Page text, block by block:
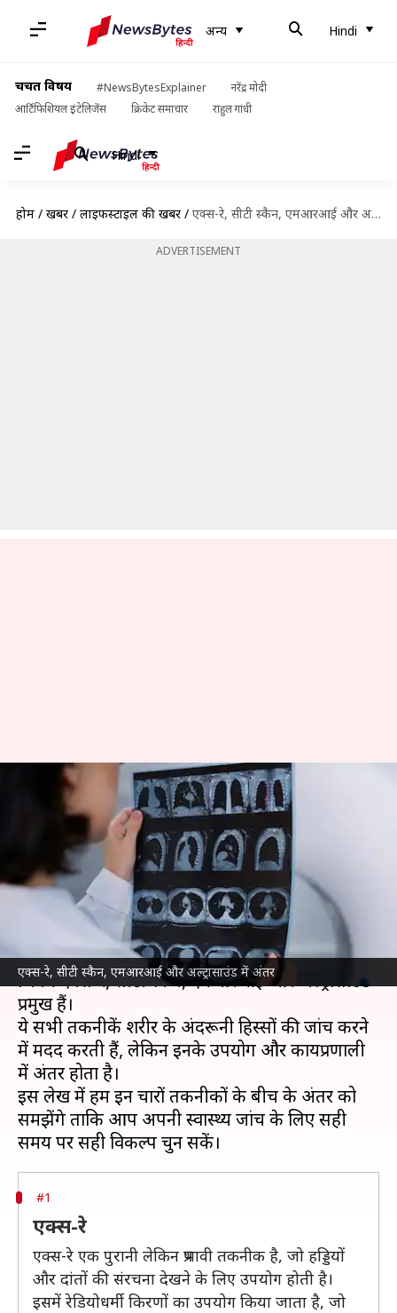
अन्य Hindi
चर्चित विषय #NewsBytesExplainer
नरेंद्र मोदी
आर्टिफिशियल इंटेलिजेंस
क्रिकेट समाचार राहुल गांधी
Hindi
होम / खबरें / लाइफस्टाइल की खबरें / एक्स-रे, सीटी स्कैन, एमआरआई और अल्ट्रासाउंड में क्या है अंतर? जानें सही जानकारी
ADVERTISEMENT
एक्स-रे, सीटी स्कैन, एमआरआई और अल्ट्रासाउंड में अंतर
एक्स-रे, सीटी स्कैन, एमआरआई और
अल्ट्रासाउंड में क्या है अंतर? जानें
सही जानकारी
लेखन अंजली Jan 16, 2025 07:57 pm
स्वास्थ्यजांच के लिए कई प्रकार की तकनीकें उपलब्ध हैं,
जिनमें एक्स-रे, सीटी स्कैन, एमआरआई और अल्ट्रासाउंड
प्रमुख हैं।
ये सभी तकनीकें शरीर के अंदरूनी हिस्सों की जांच करने
में मदद करती हैं, लेकिन इनके उपयोग और कार्यप्रणाली
में अंतर होता है।
इस लेख में हम इन चारों तकनीकों के बीच के अंतर को
समझेंगे ताकि आप अपनी स्वास्थ्य जांच के लिए सही
#1
एक्स-रे
एक्स-रे एक पुरानी लेकिन प्रभावी तकनीक है, जो हड्डियों
और दांतों की संरचना देखने के लिए उपयोग होती है।
इसमें रेडियोधर्मी किरणों का उपयोग किया जाता है, जो